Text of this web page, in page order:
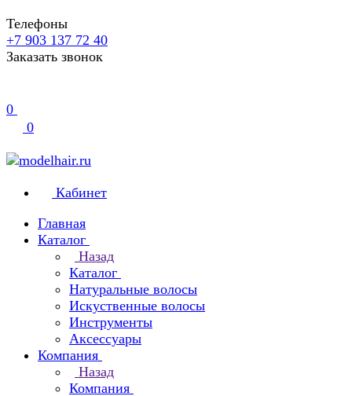
Телефоны
+7 903 137 72 40
Заказать звонок
0
0
Кабинет
Главная
Каталог
Назад
Каталог
Натуральные волосы
Искуственные волосы
Инструменты
Аксессуары
Компания
Назад
Компания